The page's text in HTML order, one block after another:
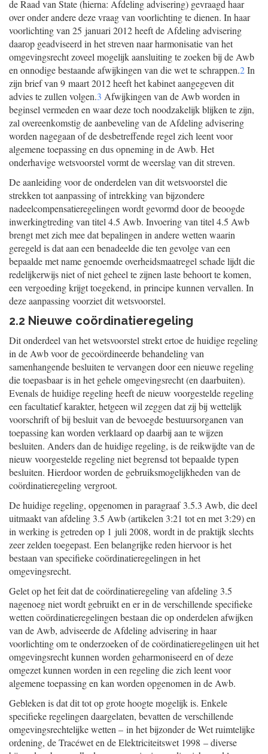
de Raad van State (hierna: Afdeling advisering) gevraagd haar
over onder andere deze vraag van voorlichting te dienen. In haar
voorlichting van 25 januari 2012 heeft de Afdeling advisering
daarop geadviseerd in het streven naar harmonisatie van het
omgevingsrecht zoveel mogelijk aansluiting te zoeken bij de Awb
en onnodige bestaande afwijkingen van die wet te schrappen.2In
zijn brief van 9 maart 2012 heeft het kabinet aangegeven dit
advies te zullen volgen.3 Afwijkingen van de Awb worden in
beginsel vermeden en waar deze toch noodzakelijk blijken te zijn,
zal overeenkomstig de aanbeveling van de Afdeling advisering
worden nagegaan of de desbetreffende regel zich leent voor
algemene toepassing en dus opneming in de Awb. Het
onderhavige wetsvoorstel vormt de weerslag van dit streven.
De aanleiding voor de onderdelen van dit wetsvoorstel die
strekken tot aanpassing of intrekking van bijzondere
nadeelcompensatieregelingen wordt gevormd door de beoogde
inwerkingtreding van titel 4.5 Awb. Invoering van titel 4.5 Awb
brengt met zich mee dat bepalingen in andere wetten waarin
geregeld is dat aan een benadeelde die ten gevolge van een
bepaalde met name genoemde overheidsmaatregel schade lijdt die
redelijkerwijs niet of niet geheel te zijnen laste behoort te komen,
een vergoeding krijgt toegekend, in principe kunnen vervallen. In
deze aanpassing voorziet dit wetsvoorstel.
2.2 Nieuwe coördinatieregeling
Dit onderdeel van het wetsvoorstel strekt ertoe de huidige regeling
in de Awb voor de gecoördineerde behandeling van
samenhangende besluiten te vervangen door een nieuwe regeling
die toepasbaar is in het gehele omgevingsrecht (en daarbuiten).
Evenals de huidige regeling heeft de nieuw voorgestelde regeling
een facultatief karakter, hetgeen wil zeggen dat zij bij wettelijk
voorschrift of bij besluit van de bevoegde bestuursorganen van
toepassing kan worden verklaard op daarbij aan te wijzen
besluiten. Anders dan de huidige regeling, is de reikwijdte van de
nieuw voorgestelde regeling niet begrensd tot bepaalde typen
besluiten. Hierdoor worden de gebruiksmogelijkheden van de
coördinatieregeling vergroot.
De huidige regeling, opgenomen in paragraaf 3.5.3 Awb, die deel
uitmaakt van afdeling 3.5 Awb (artikelen 3:21 tot en met 3:29) en
in werking is getreden op 1 juli 2008, wordt in de praktijk slechts
zeer zelden toegepast. Een belangrijke reden hiervoor is het
bestaan van specifieke coördinatieregelingen in het
omgevingsrecht.
Gelet op het feit dat de coördinatieregeling van afdeling 3.5
nagenoeg niet wordt gebruikt en er in de verschillende specifieke
wetten coördinatieregelingen bestaan die op onderdelen afwijken
van de Awb, adviseerde de Afdeling advisering in haar
voorlichting om te onderzoeken of de coördinatieregelingen uit het
omgevingsrecht kunnen worden geharmoniseerd en of deze
omgezet kunnen worden in een regeling die zich leent voor
algemene toepassing en kan worden opgenomen in de Awb.
Gebleken is dat dit tot op grote hoogte mogelijk is. Enkele
specifieke regelingen daargelaten, bevatten de verschillende
omgevingsrechtelijke wetten – in het bijzonder de Wet ruimtelijke
ordening, de Tracéwet en de Elektriciteitswet 1998 – diverse